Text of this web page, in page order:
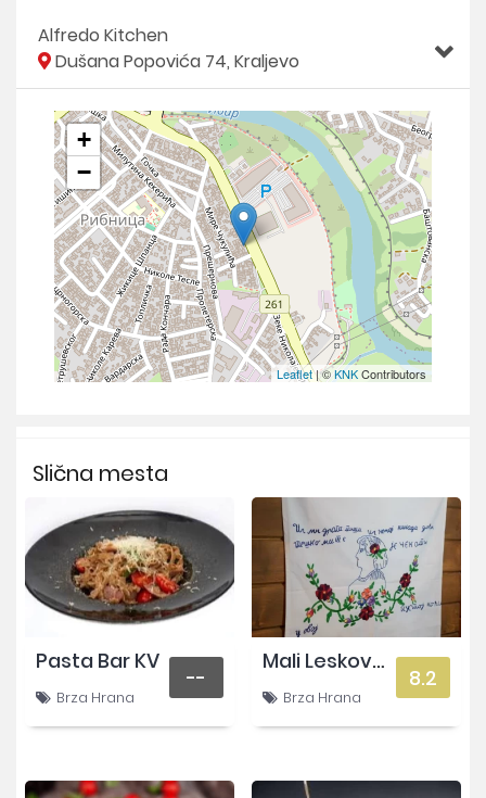
Alfredo Kitchen
Dušana Popovića 74, Kraljevo
+
−
Leaflet| ©KNKContributors
Slična mesta
Pasta Bar KV
Brza Hrana
--
Mali Leskovac
Brza Hrana
8.2